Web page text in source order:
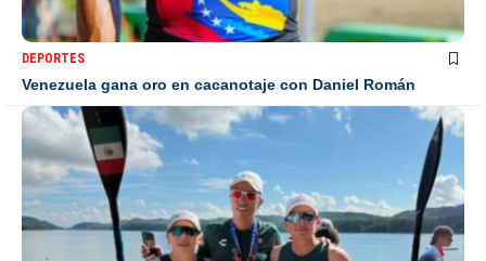
DEPORTES
Venezuela gana oro en cacanotaje con Daniel Román